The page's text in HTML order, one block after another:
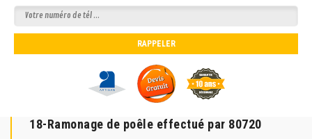
18-Ramonage de poêle effectué par 80720